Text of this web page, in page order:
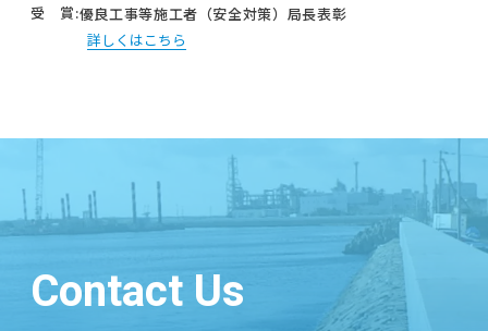
受 賞 優良工事等施工者（安全対策）局長表彰
詳しくはこちら
Contact Us